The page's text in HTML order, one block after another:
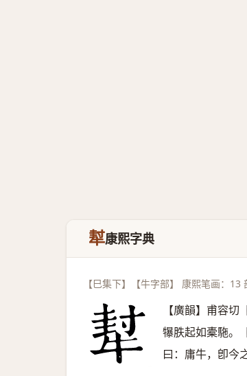
犎康熙字典
【巳集下】【牛字部】 康熙笔画：13
【廣韻】甫容切
犦胅起如橐駞。
曰：庸牛，卽今